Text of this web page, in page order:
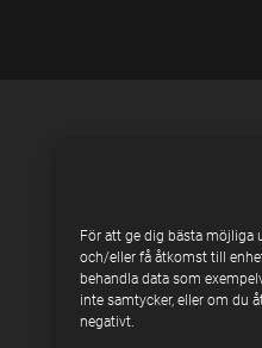
För att ge dig bästa möjliga
och/eller få åtkomst till
behandla data som
inte samtycker, eller om du
negativt.